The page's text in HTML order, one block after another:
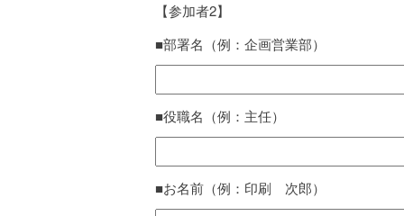
【参加者2】
■部署名（例：企画営業部）
■役職名（例：主任）
■お名前（例：印刷 次郎）